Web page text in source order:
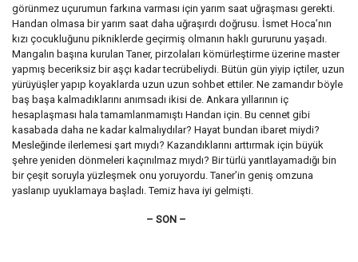
görünmez uçurumun farkına varması için yarım saat uğraşması gerekti.
Handan olmasa bir yarım saat daha uğraşırdı doğrusu. İsmet Hoca’nın
kızı çocukluğunu pikniklerde geçirmiş olmanın haklı gururunu yaşadı.
Mangalın başına kurulan Taner, pirzolaları kömürleştirme üzerine master
yapmış beceriksiz bir aşçı kadar tecrübeliydi. Bütün gün yiyip içtiler, uzun
yürüyüşler yapıp koyaklarda uzun uzun sohbet ettiler. Ne zamandır böyle
baş başa kalmadıklarını anımsadı ikisi de. Ankara yıllarının iç
hesaplaşması hala tamamlanmamıştı Handan için. Bu cennet gibi
kasabada daha ne kadar kalmalıydılar? Hayat bundan ibaret miydi?
Mesleğinde ilerlemesi şart mıydı? Kazandıklarını arttırmak için büyük
şehre yeniden dönmeleri kaçınılmaz mıydı? Bir türlü yanıtlayamadığı bin
bir çeşit soruyla yüzleşmek onu yoruyordu. Taner’in geniş omzuna
yaslanıp uyuklamaya başladı. Temiz hava iyi gelmişti.
– SON –